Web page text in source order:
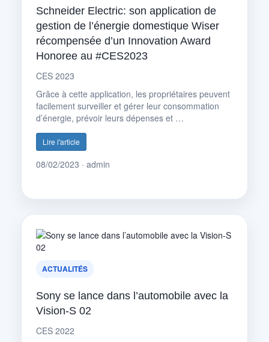
Schneider Electric: son application de
gestion de l’énergie domestique Wiser
récompensée d’un Innovation Award
Honoree au #CES2023
CES 2023
Grâce à cette application, les propriétaires peuvent
facilement surveiller et gérer leur consommation
d’énergie, prévoir leurs dépenses et …
Lire l'article
08/02/2023 · admin
ACTUALITÉS
Sony se lance dans l’automobile avec la
Vision-S 02
CES 2022